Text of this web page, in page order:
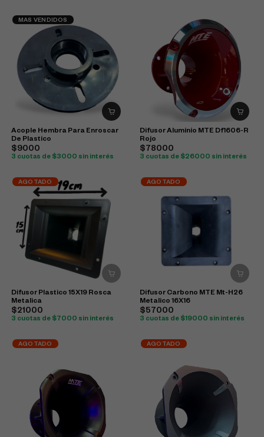
MAS VENDIDOS
Acople Hembra Para Enroscar
De Plastico
$9000
3 cuotas de $3000 sin interés
Difusor Aluminio MTE Df1606-R
Rojo
$78000
3 cuotas de $26000 sin interés
AGOTADO
Difusor Plastico 15X19 Rosca
Metalica
$21000
3 cuotas de $7000 sin interés
AGOTADO
Difusor Carbono MTE Mt-H26
Metalico 16X16
$57000
3 cuotas de $19000 sin interés
AGOTADO AGOTADO